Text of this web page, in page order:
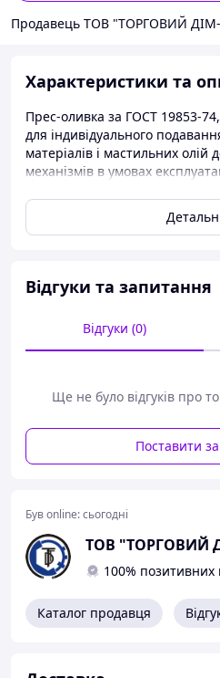
Продавець ТОВ "ТОРГОВИЙ
Характеристики та
Прес-оливка за ГОСТ 19853-
для індивідуального
матеріалів і мастильних олій
механізмів в умовах
Конструкція та
Відгуки та запитання
Відгуки (0)
Ще не було відгуків про
Поставити
Був online:сьогодні
ТОВ "ТОРГОВИЙ
100% позитивних
Каталог продавця